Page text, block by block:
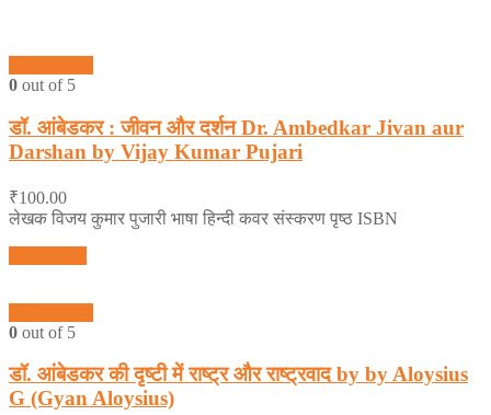
0 out of 5
डॉ. आंबेडकर : जीवन और दर्शन Dr. Ambedkar Jivan aur
Darshan by Vijay Kumar Pujari
₹100.00
लेखक विजय कुमार पुजारी भाषा हिन्दी कवर संस्करण पृष्ठ ISBN
0 out of 5
डॉ. आंबेडकर की दृष्टी में राष्ट्र और राष्ट्रवाद by by Aloysius
G (Gyan Aloysius)